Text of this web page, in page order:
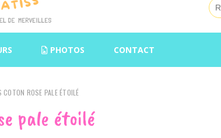
PHOTOS CONTACT
COTON ROSE PALE ÉTOILÉ
pale étoilé